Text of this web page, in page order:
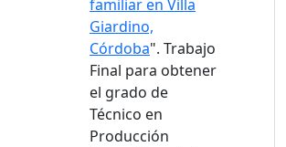
familiar en Villa
Giardino,
Córdoba". Trabajo
Final para obtener
el grado de
Técnico en
Producción